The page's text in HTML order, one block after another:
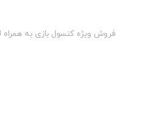
فروش ویژه کنسول بازی به